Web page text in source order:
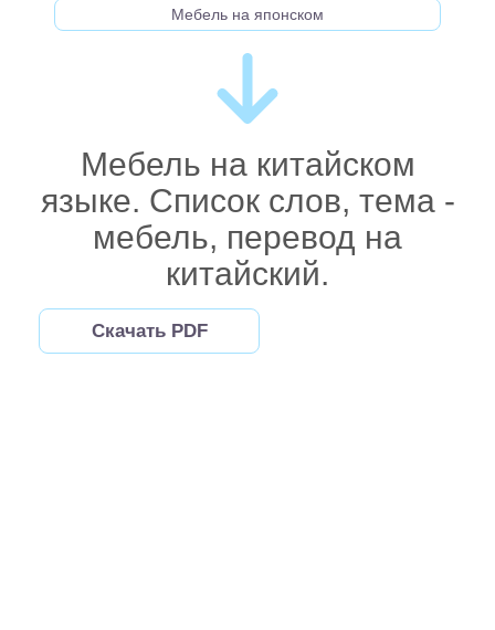
Мебель на японском
Мебель на китайском
языке. Список слов, тема -
мебель, перевод на
китайский.
Скачать PDF